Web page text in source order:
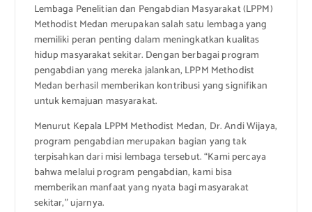
Lembaga Penelitian dan Pengabdian Masyarakat (LPPM)
Methodist Medan merupakan salah satu lembaga yang
memiliki peran penting dalam meningkatkan kualitas
hidup masyarakat sekitar. Dengan berbagai program
pengabdian yang mereka jalankan, LPPM Methodist
Medan berhasil memberikan kontribusi yang signifikan
untuk kemajuan masyarakat.
Menurut Kepala LPPM Methodist Medan, Dr. Andi Wijaya,
program pengabdian merupakan bagian yang tak
terpisahkan dari misi lembaga tersebut. “Kami percaya
bahwa melalui program pengabdian, kami bisa
memberikan manfaat yang nyata bagi masyarakat
sekitar,” ujarnya.